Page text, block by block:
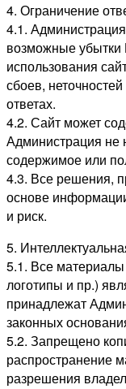
4. Ограничение
4.1.
возможные убытки
использования
сбоев,
ответах.
4.2. Сайт может
Администрация не
содержимое или
4.3. Все решения,
основе
и риск.
5.
5.1. Все материалы
логотипы и пр.)
принадлежат
законных
5.2. Запрещено
распространение
разрешения